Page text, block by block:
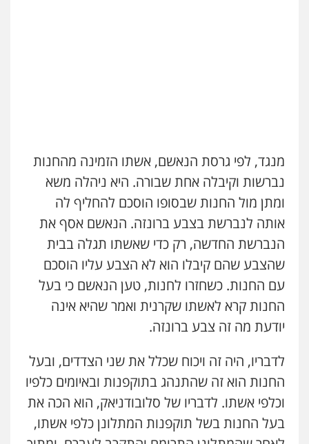
מנגד, לפי גרסת הנאשם, אשתו הזמינה מהחנות
נברשות וקיבלה אחת שבורה. היא ניהלה משא
ומתן מול החנות שבסופו הוסכם להחליף לה
אותה לנברשת בצבע ברונזה. הנאשם אסף את
הנברשת החדשה, רק כדי שאשתו תגלה בבית
שהצבע שהם קיבלו הוא לא הצבע עליו הוסכם
עם החנות. כשחזרו לחנות, טען הנאשם כי בעל
החנות קרא לאשתו שקרנית ואמר שהיא אינה
יודעת מה זה צבע ברונזה.
לדבריו, היה זה ויכוח שכלל את שני הצדדים, ובעל
החנות הוא זה שהתנהג בתוקפנות ובאיומים כלפיו
וכלפי אשתו. לדבריו של סלובודניאק, הוא הכה את
בעל החנות בשל תוקפנות המתלונן כלפי אשתו,